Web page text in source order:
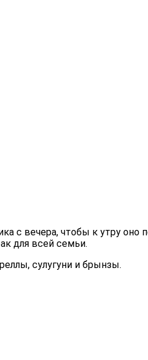
с вечера, чтобы к утру оно
для всей семьи.
сулугуни и брынзы.